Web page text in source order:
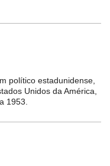
político estadunidense,
Unidos da América,
1953.